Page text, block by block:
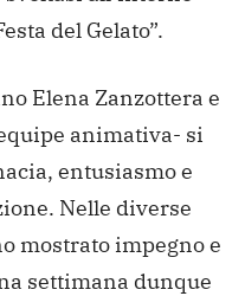
del Gelato”.
Elena Zanzottera e
animativa- si
entusiasmo e
Nelle diverse
mostrato impegno e
settimana dunque